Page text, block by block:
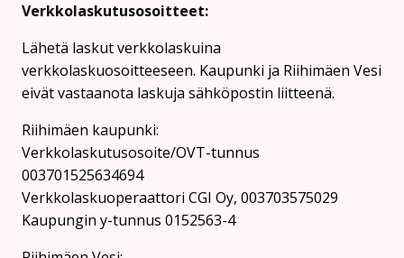
Verkkolaskutusosoitteet:
Lähetä laskut verkkolaskuina
verkkolaskuosoitteeseen. Kaupunki ja Riihimäen Vesi
eivät vastaanota laskuja sähköpostin liitteenä.
Riihimäen kaupunki:
Verkkolaskutusosoite/OVT-tunnus
003701525634694
Verkkolaskuoperaattori CGI Oy, 003703575029
Kaupungin y-tunnus 0152563-4